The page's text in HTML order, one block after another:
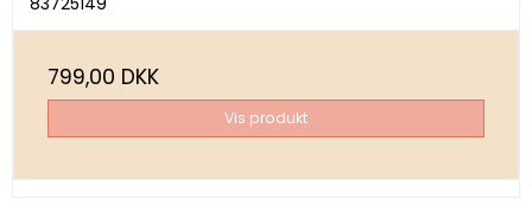
799,00 DKK
Vis produkt